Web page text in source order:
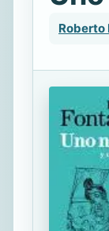
Roberto